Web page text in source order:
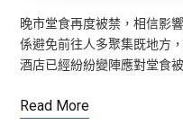
晚市堂食再度被禁，相信影
係避免前往人多聚集既地方
酒店已經紛紛變陣應對堂食被
Read More